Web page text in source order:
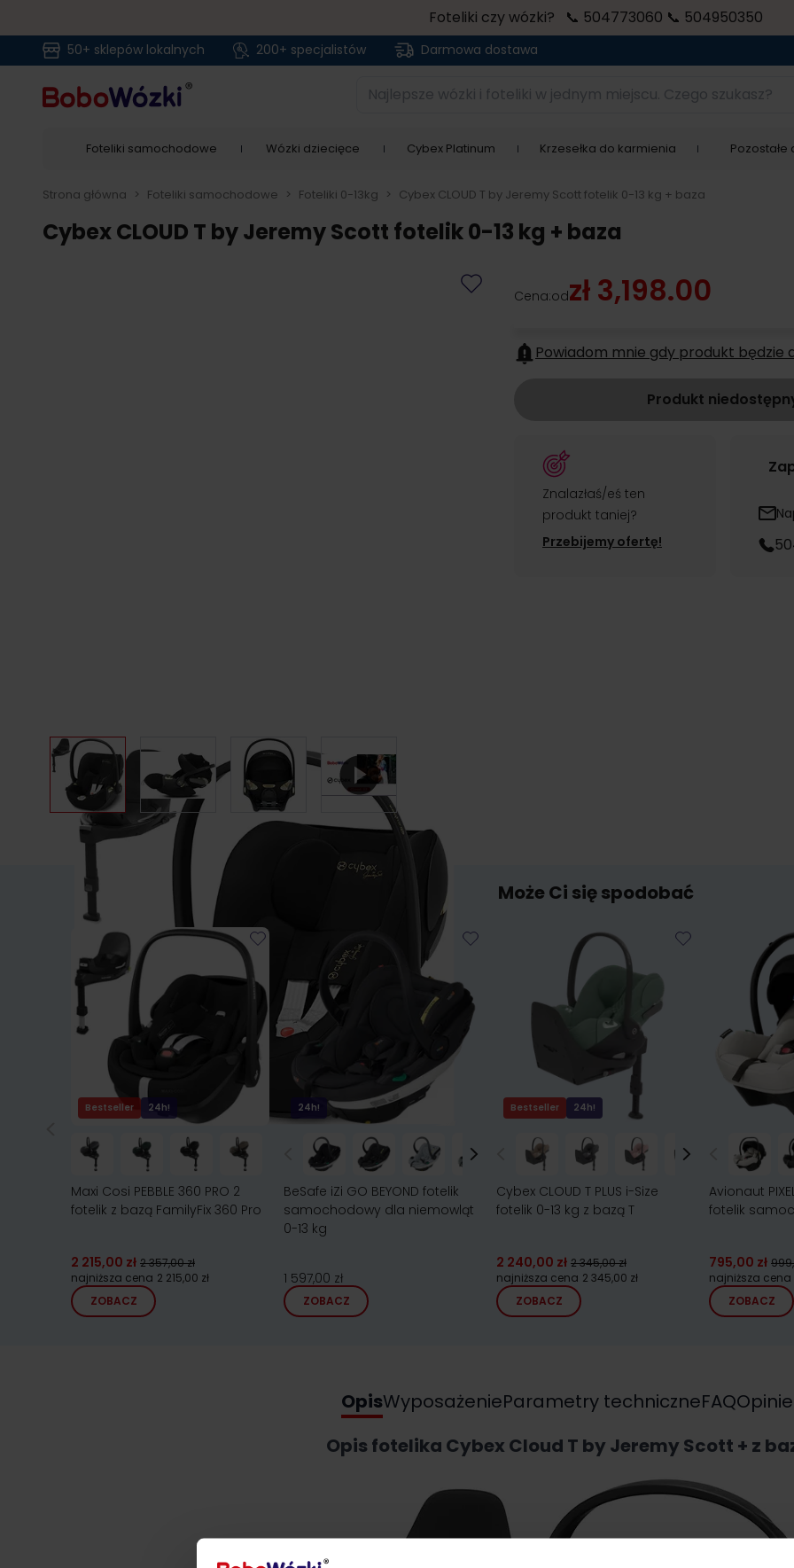
Foteliki czy wózki? 📞 504773060 📞 504950350
50+ sklepów lokalnych 200+ specjalistów Darmowa dostawa
Najlepsze wózki i foteliki w jednym miejscu. Czego szukasz?
Foteliki samochodowe Wózki dziecięce Cybex Platinum Krzesełka do karmienia Pozostałe
Strona główna > Foteliki samochodowe > Foteliki 0-13kg > Cybex CLOUD T by Jeremy Scott fotelik 0-13 kg + baza
Cybex CLOUD T by Jeremy Scott fotelik 0-13 kg + baza
Cena:odzł 3,198.00
Powiadom mnie gdy produkt będzie
Produkt
Znalazłaś/eś ten
produkt taniej?
Przebijemy ofertę!
Może Ci się spodobać
Bestseller 24h!
Maxi Cosi PEBBLE 360 PRO 2
fotelik z bazą FamilyFix 360 Pro
2 215,00 zł 2 357,00 zł
najniższa cena 2 215,00 zł
ZOBACZ
24h!
BeSafe iZi GO BEYOND fotelik
samochodowy dla niemowląt
0-13 kg
1 597,00 zł
ZOBACZ
Bestseller 24h!
Cybex CLOUD T PLUS i-Size
fotelik 0-13 kg z bazą T
2 240,00 zł 2 345,00 zł
najniższa cena 2 345,00 zł
ZOBACZ
Avionaut
fotelik
795,00 zł
najniższa cena
ZOBACZ
Opis
Opis fotelika Cybex Cloud T by Jeremy Scott + z
WyposażenieParametry techniczneFAQOpinie